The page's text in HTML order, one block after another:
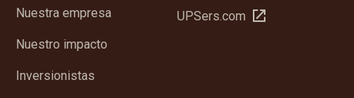
Nuestra empresa
Nuestro impacto
Inversionistas
una
UPSers.com Abrir